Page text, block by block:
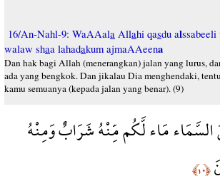
16/An-Nahl-9: WaAAala Allahi qasdu al
walaw shaa lahadakum ajmaAAeena
Dan hak bagi Allah (menerangkan) jalan yang lurus,
ada yang bengkok. Dan jikalau Dia menghendaki,
kamu semuanya (kepada jalan yang benar). (9)
مَاء لَّكُم مِّنْهُ شَرَابٌ وَمِنْهُ
﴿١٠﴾